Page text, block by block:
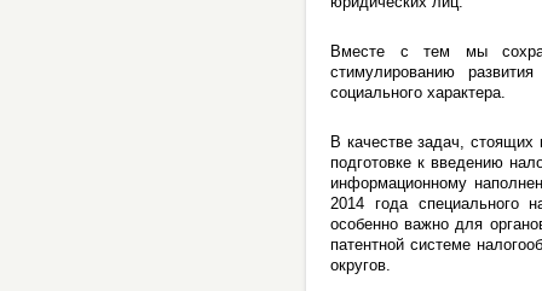
Вместе с тем мы
стимулированию
социального характера.
В качестве задач, стоящих
подготовке к введению
информационному
2014 года специального
особенно важно для
патентной системе
округов.